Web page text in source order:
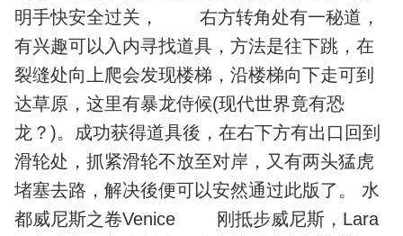
明手快安全过关， 右方转角处有一秘道，
有兴趣可以入内寻找道具，方法是往下跳，在
裂缝处向上爬会发现楼梯，沿楼梯向下走可到
达草原，这里有暴龙侍候(现代世界竟有恐
龙？)。成功获得道具後，在右下方有出口回到
滑轮处，抓紧滑轮不放至对岸，又有两头猛虎
堵塞去路，解决後便可以安然通过此版了。 水
都威尼斯之卷Venice 刚抵步威尼斯，Lara